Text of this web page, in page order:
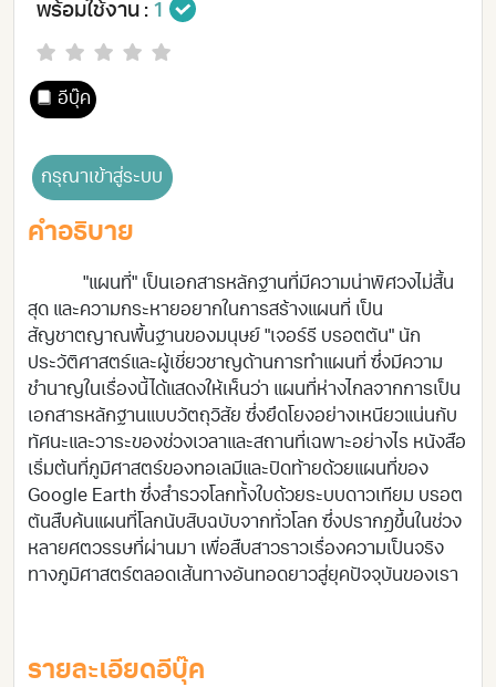
พร้อมใช้งาน : 1
อีบุ๊ค
กรุณาเข้าสู่ระบบ
คำอธิบาย
"แผนที่" เป็นเอกสารหลักฐานที่มีความน่าพิศวงไม่สิ้น
สุด และความกระหายอยากในการสร้างแผนที่ เป็น
สัญชาตญาณพื้นฐานของมนุษย์ "เจอร์รี บรอตตัน" นัก
ประวัติศาสตร์และผู้เชี่ยวชาญด้านการทำแผนที่ ซึ่งมีความ
ชำนาญในเรื่องนี้ได้แสดงให้เห็นว่า แผนที่ห่างไกลจากการเป็น
เอกสารหลักฐานแบบวัตถุวิสัย ซึ่งยึดโยงอย่างเหนียวแน่นกับ
ทัศนะและวาระของช่วงเวลาและสถานที่เฉพาะอย่างไร หนังสือ
เริ่มต้นที่ภูมิศาสตร์ของทอเลมีและปิดท้ายด้วยแผนที่ของ
Google Earth ซึ่งสำรวจโลกทั้งใบด้วยระบบดาวเทียม บรอต
ตันสืบค้นแผนที่โลกนับสิบฉบับจากทั่วโลก ซึ่งปรากฏขึ้นในช่วง
หลายศตวรรษที่ผ่านมา เพื่อสืบสาวราวเรื่องความเป็นจริง
ทางภูมิศาสตร์ตลอดเส้นทางอันทอดยาวสู่ยุคปัจจุบันของเรา
รายละเอียดอีบุ๊ค